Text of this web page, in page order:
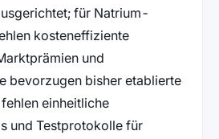
für Natrium-
kosteneffiziente
und
bevorzugen bisher etablierte
einheitliche
und Testprotokolle für